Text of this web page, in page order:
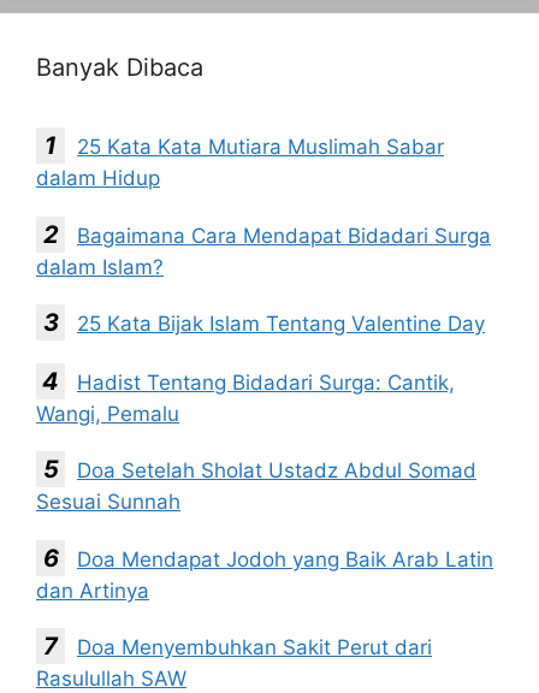
Banyak Dibaca
25 Kata Kata Mutiara Muslimah Sabar
dalam Hidup
Bagaimana Cara Mendapat Bidadari Surga
dalam Islam?
25 Kata Bijak Islam Tentang Valentine Day
Hadist Tentang Bidadari Surga: Cantik,
Wangi, Pemalu
Doa Setelah Sholat Ustadz Abdul Somad
Sesuai Sunnah
Doa Mendapat Jodoh yang Baik Arab Latin
dan Artinya
Doa Menyembuhkan Sakit Perut dari
Rasulullah SAW